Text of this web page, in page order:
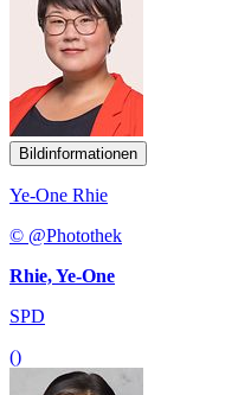
Bildinformationen
Ye-One Rhie
© @Photothek
Rhie, Ye-One
SPD
()